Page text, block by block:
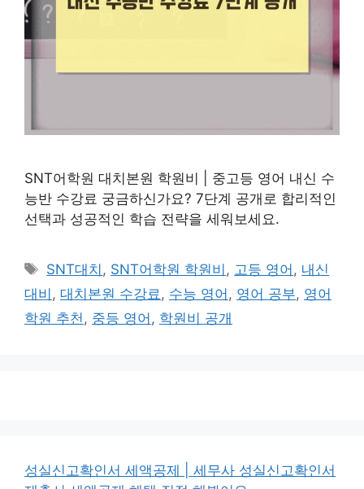
SNT어학원 대치본원 학원비 | 중고등 영어 내신 수
능반 수강료 궁금하신가요? 7단계 공개로 합리적인
선택과 성공적인 학습 전략을 세워보세요.
태
그
SNT대치 , SNT어학원 학원비 , 고등 영어 , 내신
대비 , 대치본원 수강료 , 수능 영어 , 영어 공부, 영어
학원 추천 , 중등 영어 , 학원비 공개
성실신고확인서 세액공제 | 세무사 성실신고확인서